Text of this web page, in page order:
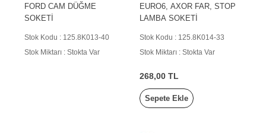
FORD CAM DÜĞME
SOKETİ
Stok Kodu : 125.8K013-40
Stok Miktarı : Stokta Var
EURO6, AXOR FAR, STOP
LAMBA SOKETİ
Stok Kodu : 125.8K014-33
Stok Miktarı : Stokta Var
268,00 TL
Sepete Ekle